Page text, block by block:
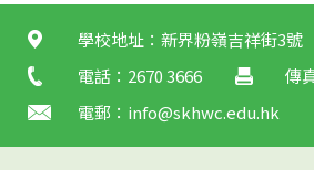
學校地址：新界粉嶺吉祥街3號
電話：2670 3666
傳
電郵： info@skhwc.edu.hk